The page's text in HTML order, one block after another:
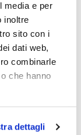
media e per
inoltre
sito con i
dati web,
combinarle
che hanno
dettagli
i download